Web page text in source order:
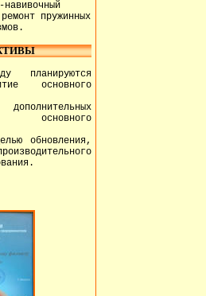
пружинных
планируются
основного
основного
обновления,